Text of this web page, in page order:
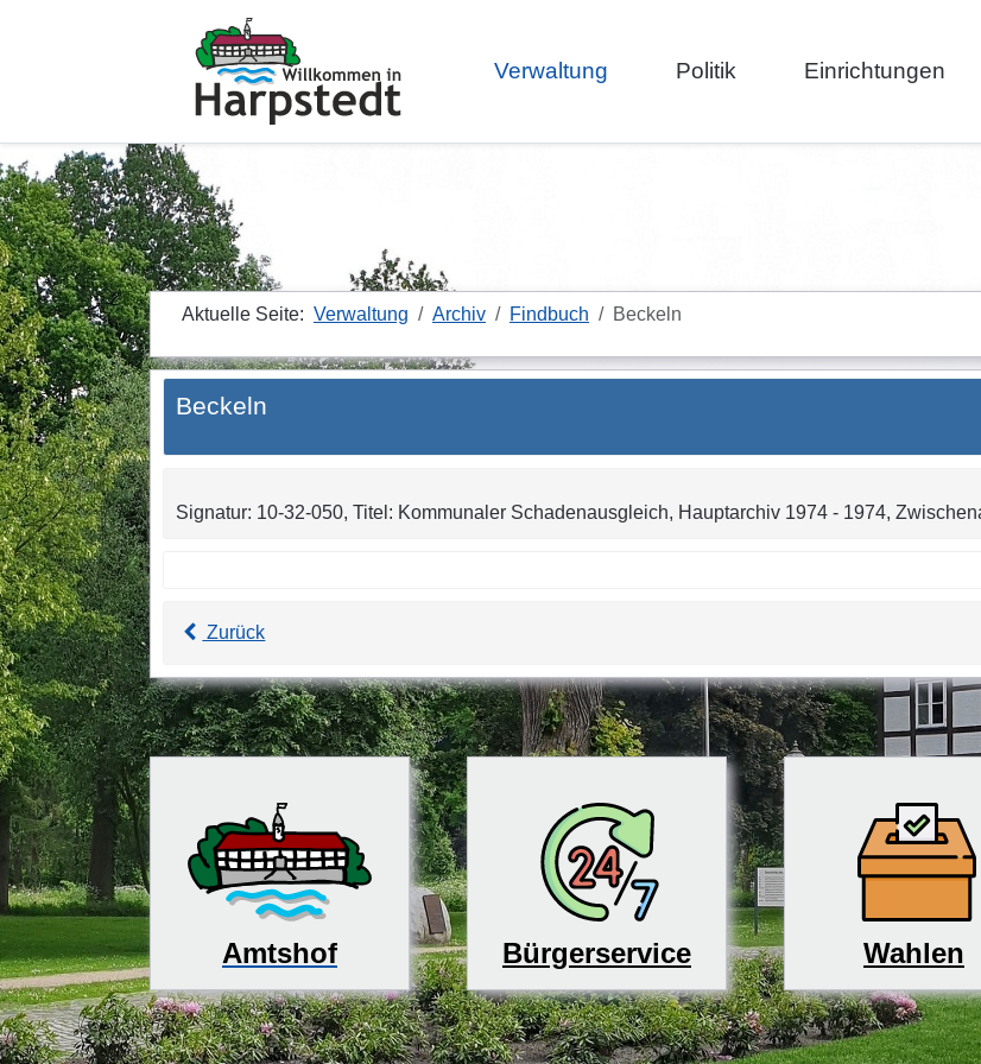
Verwaltung Politik Einrichtungen
Aktuelle Seite: Verwaltung Archiv Findbuch Beckeln
Beckeln
Signatur: 10-32-050, Titel: Kommunaler Schadenausgleich, Hauptarchiv 1974 - 1974,
Zurück
Amtshof Bürgerservice Wahlen